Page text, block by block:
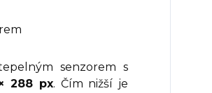
senzorem s
288 px. Čím nižší je